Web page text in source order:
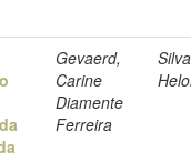
Gevaerd,
Carine
Diamente
Ferreira